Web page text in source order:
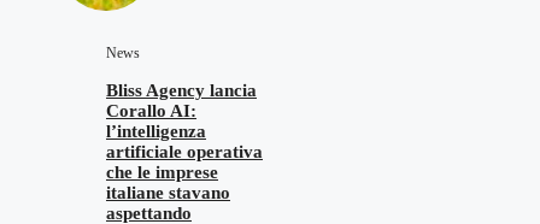
News
Bliss Agency lancia
Corallo AI:
l’intelligenza
artificiale operativa
che le imprese
italiane stavano
aspettando